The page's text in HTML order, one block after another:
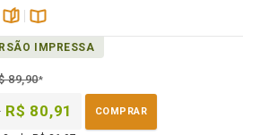
páginasDisponível
naIMPRESSA
89,90*
R$ 80,91 COMPRAR